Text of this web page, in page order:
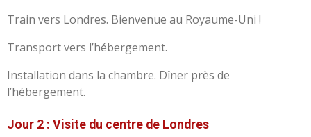
Train vers Londres. Bienvenue au Royaume-Uni !
Transport vers l’hébergement.
Installation dans la chambre. Dîner près de
l’hébergement.
Jour 2 : Visite du centre de Londres